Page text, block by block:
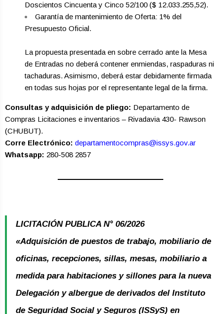
Doscientos Cincuenta y Cinco 52/100 ($ 12.033.255,52).
Garantía de mantenimiento de Oferta: 1% del
Presupuesto Oficial.
La propuesta presentada en sobre cerrado ante la Mesa
de Entradas no deberá contener enmiendas, raspaduras ni
tachaduras. Asimismo, deberá estar debidamente firmada
en todas sus hojas por el representante legal de la firma.
Consultas y adquisición de pliego: Departamento de
Compras Licitaciones e inventarios – Rivadavia 430- Rawson
(CHUBUT).
Corre Electrónico: departamentocompras@issys.gov.ar
Whatsapp: 280-508 2857
LICITACIÓN PUBLICA N° 06/2026
«Adquisición de puestos de trabajo, mobiliario de
oficinas, recepciones, sillas, mesas, mobiliario a
medida para habitaciones y sillones para la nueva
Delegación y albergue de derivados del Instituto
de Seguridad Social y Seguros (ISSyS) en